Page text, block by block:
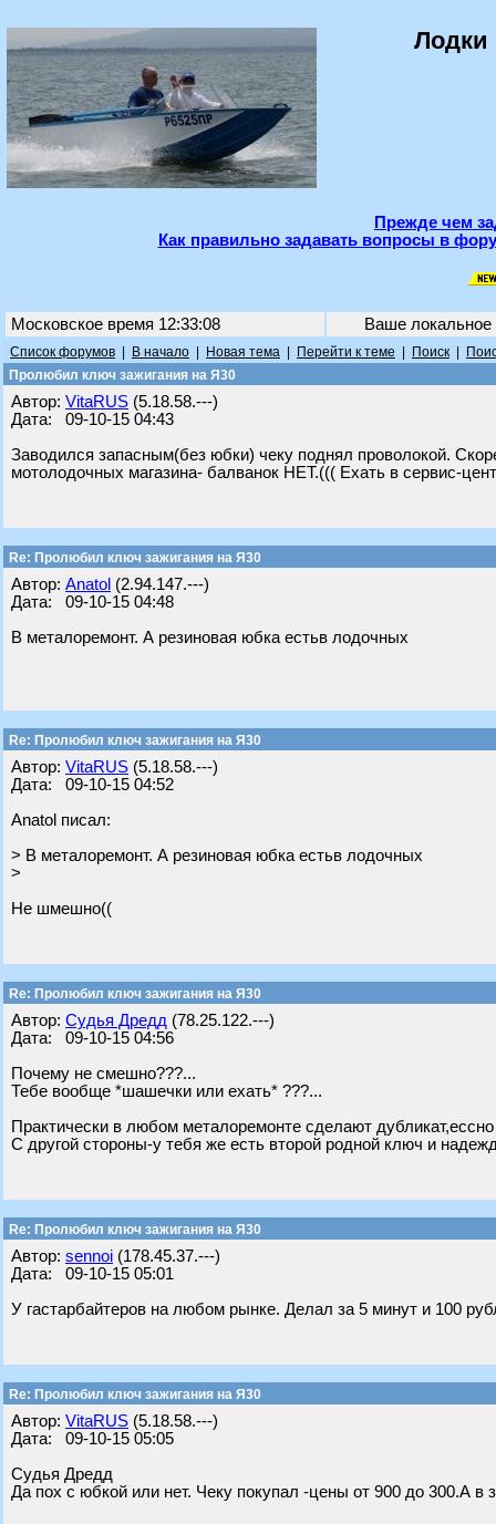
Лодки
Прежде чем
Как правильно задавать вопросы в
Московское время 12:33:08 Ваше
Список форумов В начало Новая тема Перейти к теме Поиск
Пролюбил ключ зажигания на Я30
Автор: VitaRUS (5.18.58.---)
Дата: 09-10-15 04:43
Заводился запасным(без юбки) чеку поднял проволокой.
мотолодочных магазина- балванок НЕТ.((( Ехать в сервис-
Re: Пролюбил ключ зажигания на Я30
Автор: Anatol (2.94.147.---)
Дата: 09-10-15 04:48
В металоремонт. А резиновая юбка естьв лодочных
Re: Пролюбил ключ зажигания на Я30
Автор: VitaRUS (5.18.58.---)
Дата: 09-10-15 04:52
Anatol писал:
> В металоремонт. А резиновая юбка естьв лодочных
>
Не шмешно((
Re: Пролюбил ключ зажигания на Я30
Автор: Судья Дредд (78.25.122.---)
Дата: 09-10-15 04:56
Почему не смешно???...
Тебе вообще *шашечки или ехать* ???...
Практически в любом металоремонте сделают
С другой стороны-у тебя же есть второй родной ключ и
Re: Пролюбил ключ зажигания на Я30
Автор: sennoi (178.45.37.---)
Дата: 09-10-15 05:01
У гастарбайтеров на любом рынке. Делал за 5 минут и 100
Re: Пролюбил ключ зажигания на Я30
Автор: VitaRUS (5.18.58.---)
Дата: 09-10-15 05:05
Судья Дредд
Да пох с юбкой или нет. Чеку покупал -цены от 900 до 300.А